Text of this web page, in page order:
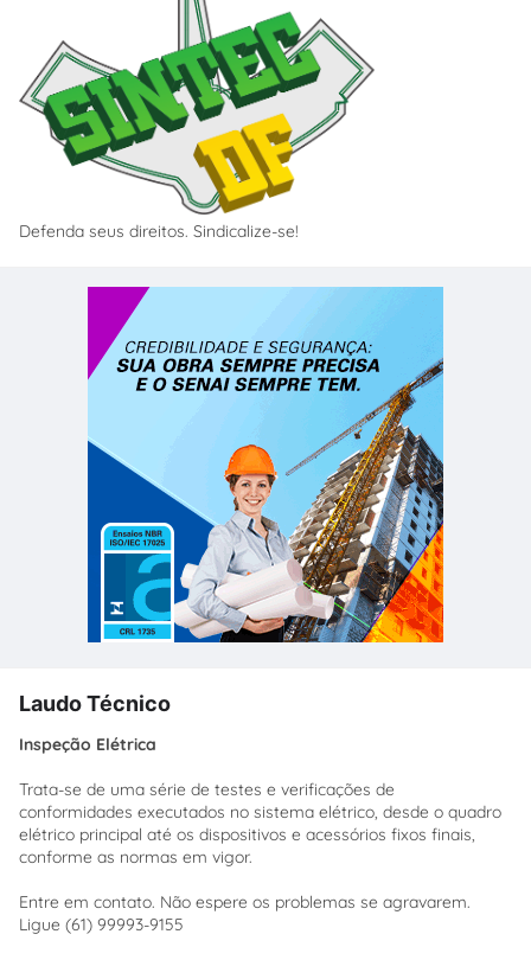
Defenda seus direitos. Sindicalize-se!
Laudo Técnico
Inspeção Elétrica
Trata-se de uma série de testes e verificações de
conformidades executados no sistema elétrico, desde o quadro
elétrico principal até os dispositivos e acessórios fixos finais,
conforme as normas em vigor.
Entre em contato. Não espere os problemas se agravarem.
Ligue (61) 99993-9155